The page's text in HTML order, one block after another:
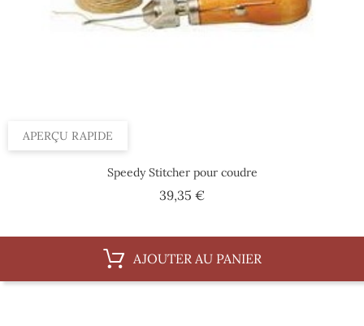
APERÇU RAPIDE
Speedy Stitcher pour coudre
39,35 €Prix
AJOUTER AU PANIER